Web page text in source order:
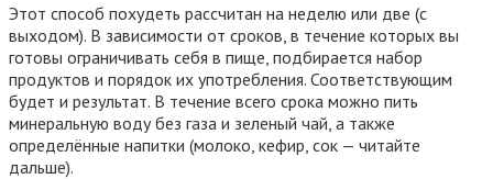
Этот способ похудеть рассчитан на неделю или две (с
выходом). В зависимости от сроков, в течение которых вы
готовы ограничивать себя в пище, подбирается набор
продуктов и порядок их употребления. Соответствующим
будет и результат. В течение всего срока можно пить
минеральную воду без газа и зеленый чай, а также
определённые напитки (молоко, кефир, сок — читайте
дальше).